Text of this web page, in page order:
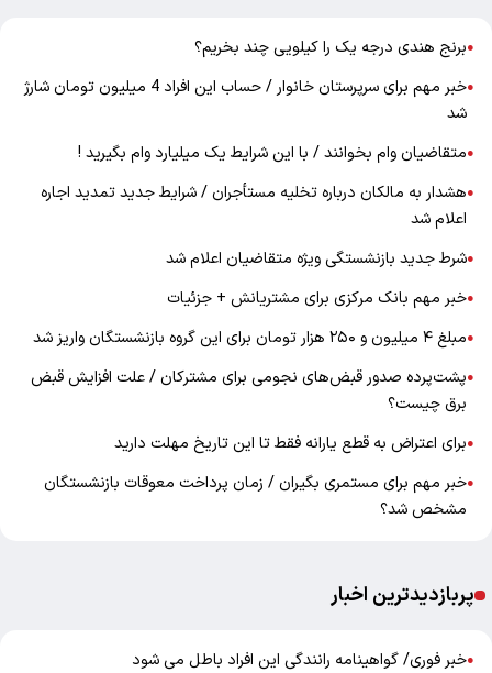
●برنج هندی درجه یک را کیلویی چند بخریم؟
●
خبر مهم برای سرپرستان خانوار / حساب این افراد 4 میلیون تومان شارژ
شد
●متقاضیان وام بخوانند / با این شرایط یک میلیارد وام بگیرید !
●هشدار به مالکان درباره تخلیه مستأجران / شرایط جدید تمدید اجاره
اعلام شد
●شرط جدید بازنشستگی ویژه متقاضیان اعلام شد
●خبر مهم بانک مرکزی برای مشتریانش + جزئیات
●مبلغ ۴ میلیون و ۲۵۰ هزار تومان برای این گروه بازنشستگان واریز شد
●پشت‌پرده صدور قبض‌های نجومی برای مشترکان / علت افزایش قبض
برق چیست؟
●برای اعتراض به قطع یارانه فقط تا این تاریخ مهلت دارید
●خبر مهم برای مستمری بگیران / زمان پرداخت معوقات بازنشستگان
مشخص شد؟
پربازدیدترین اخبار
●خبر فوری/ گواهینامه رانندگی این افراد باطل می شود